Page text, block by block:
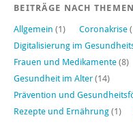
BEITRÄGE NACH THEMEN
Allgemein (1) Coronakrise
Digitalisierung im
Frauen und Medikamente (8)
Gesundheit im Alter (14)
Prävention und
Rezepte und Ernährung (1)